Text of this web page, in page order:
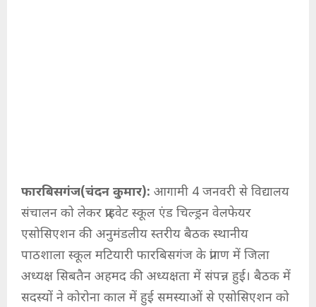
फारबिसगंज(चंदन कुमार): आगामी 4 जनवरी से विद्यालय
संचालन को लेकर प्राइवेट स्कूल एंड चिल्ड्रन वेलफेयर
एसोसिएशन की अनुमंडलीय स्तरीय बैठक स्थानीय
पाठशाला स्कूल मटियारी फारबिसगंज के प्रांगण में जिला
अध्यक्ष सिबतैन अहमद की अध्यक्षता में संपन्न हुई। बैठक में
सदस्यों ने कोरोना काल में हुई समस्याओं से एसोसिएशन को